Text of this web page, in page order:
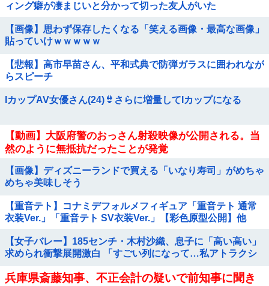
ィング癖が凄まじいと分かって切った友人がいた
【画像】思わず保存したくなる「笑える画像・最高な画像」
貼っていけｗｗｗｗｗ
【悲報】高市早苗さん、平和式典で防弾ガラスに囲われなが
らスピーチ
IカップAV女優さん(24)👙さらに増量してIカップになる
【動画】大阪府警のおっさん射殺映像が公開される。当
然のように無抵抗だったことが発覚
【画像】ディズニーランドで買える「いなり寿司」がめちゃ
めちゃ美味しそう
【重音テト】コナミデフォルメフィギュア「重音テト 通常
衣装Ver.」「重音テト SV衣装Ver.」【彩色原型公開】他
【女子バレー】185センチ・木村沙織、息子に「高い高い」
求められ衝撃展開激白 「すごい列になって…私アトラクシ
兵庫県斎藤知事、不正会計の疑いで前知事に聞き